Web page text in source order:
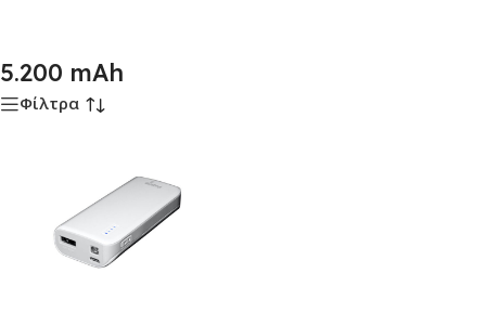
5.200 mAh
Φίλτρα